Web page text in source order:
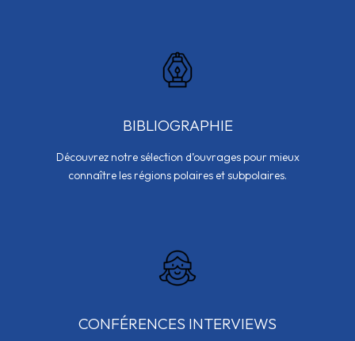
BIBLIOGRAPHIE
Découvrez notre sélection d’ouvrages pour mieux
connaître les régions polaires et subpolaires.
CONFÉRENCES INTERVIEWS